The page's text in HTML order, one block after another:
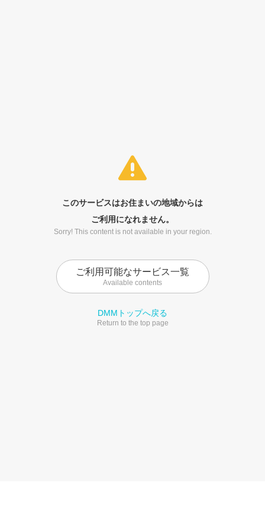
このサービスはお住まいの地域からは
ご利用になれません。
Sorry! This content is not available in your region.
ご利用可能なサービス一覧
Available contents
DMMトップへ戻る
Return to the top page